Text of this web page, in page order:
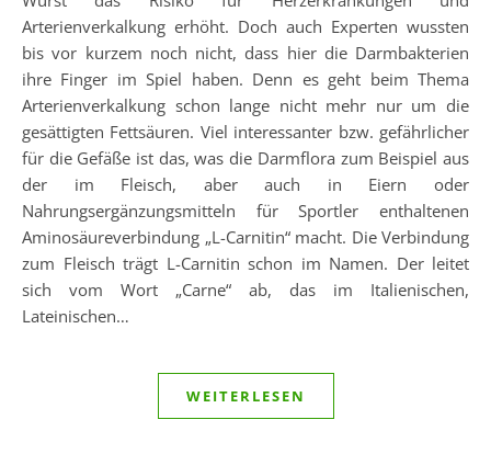
Arterienverkalkung erhöht. Doch auch Experten wussten
bis vor kurzem noch nicht, dass hier die Darmbakterien
ihre Finger im Spiel haben. Denn es geht beim Thema
Arterienverkalkung schon lange nicht mehr nur um die
gesättigten Fettsäuren. Viel interessanter bzw. gefährlicher
für die Gefäße ist das, was die Darmflora zum Beispiel aus
der im Fleisch, aber auch in Eiern oder
Nahrungsergänzungsmitteln für Sportler enthaltenen
Aminosäureverbindung „L-Carnitin“ macht. Die Verbindung
zum Fleisch trägt L-Carnitin schon im Namen. Der leitet
sich vom Wort „Carne“ ab, das im Italienischen,
Lateinischen…
WEITERLESEN